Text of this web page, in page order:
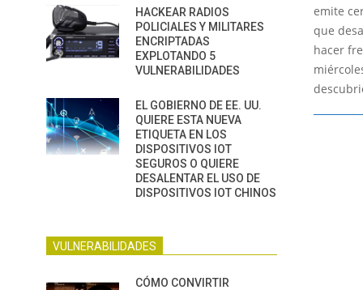
emite
que
hacer
HACKEAR RADIOS
POLICIALES Y MILITARES
ENCRIPTADAS
EXPLOTANDO 5
VULNERABILIDADES
EL GOBIERNO DE EE. UU.
QUIERE ESTA NUEVA
ETIQUETA EN LOS
DISPOSITIVOS IOT
SEGUROS O QUIERE
DESALENTAR EL USO DE
DISPOSITIVOS IOT CHINOS
VULNERABILIDADES
CÓMO CONVIRTIR